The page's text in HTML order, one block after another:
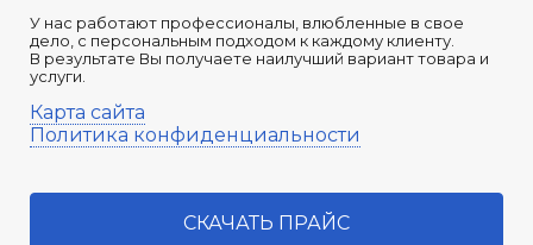
У нас работают профессионалы, влюбленные в свое
дело, с персональным подходом к каждому клиенту.
В результате Вы получаете наилучший вариант товара и
услуги.
Карта сайта
Политика конфиденциальности
СКАЧАТЬ ПРАЙС